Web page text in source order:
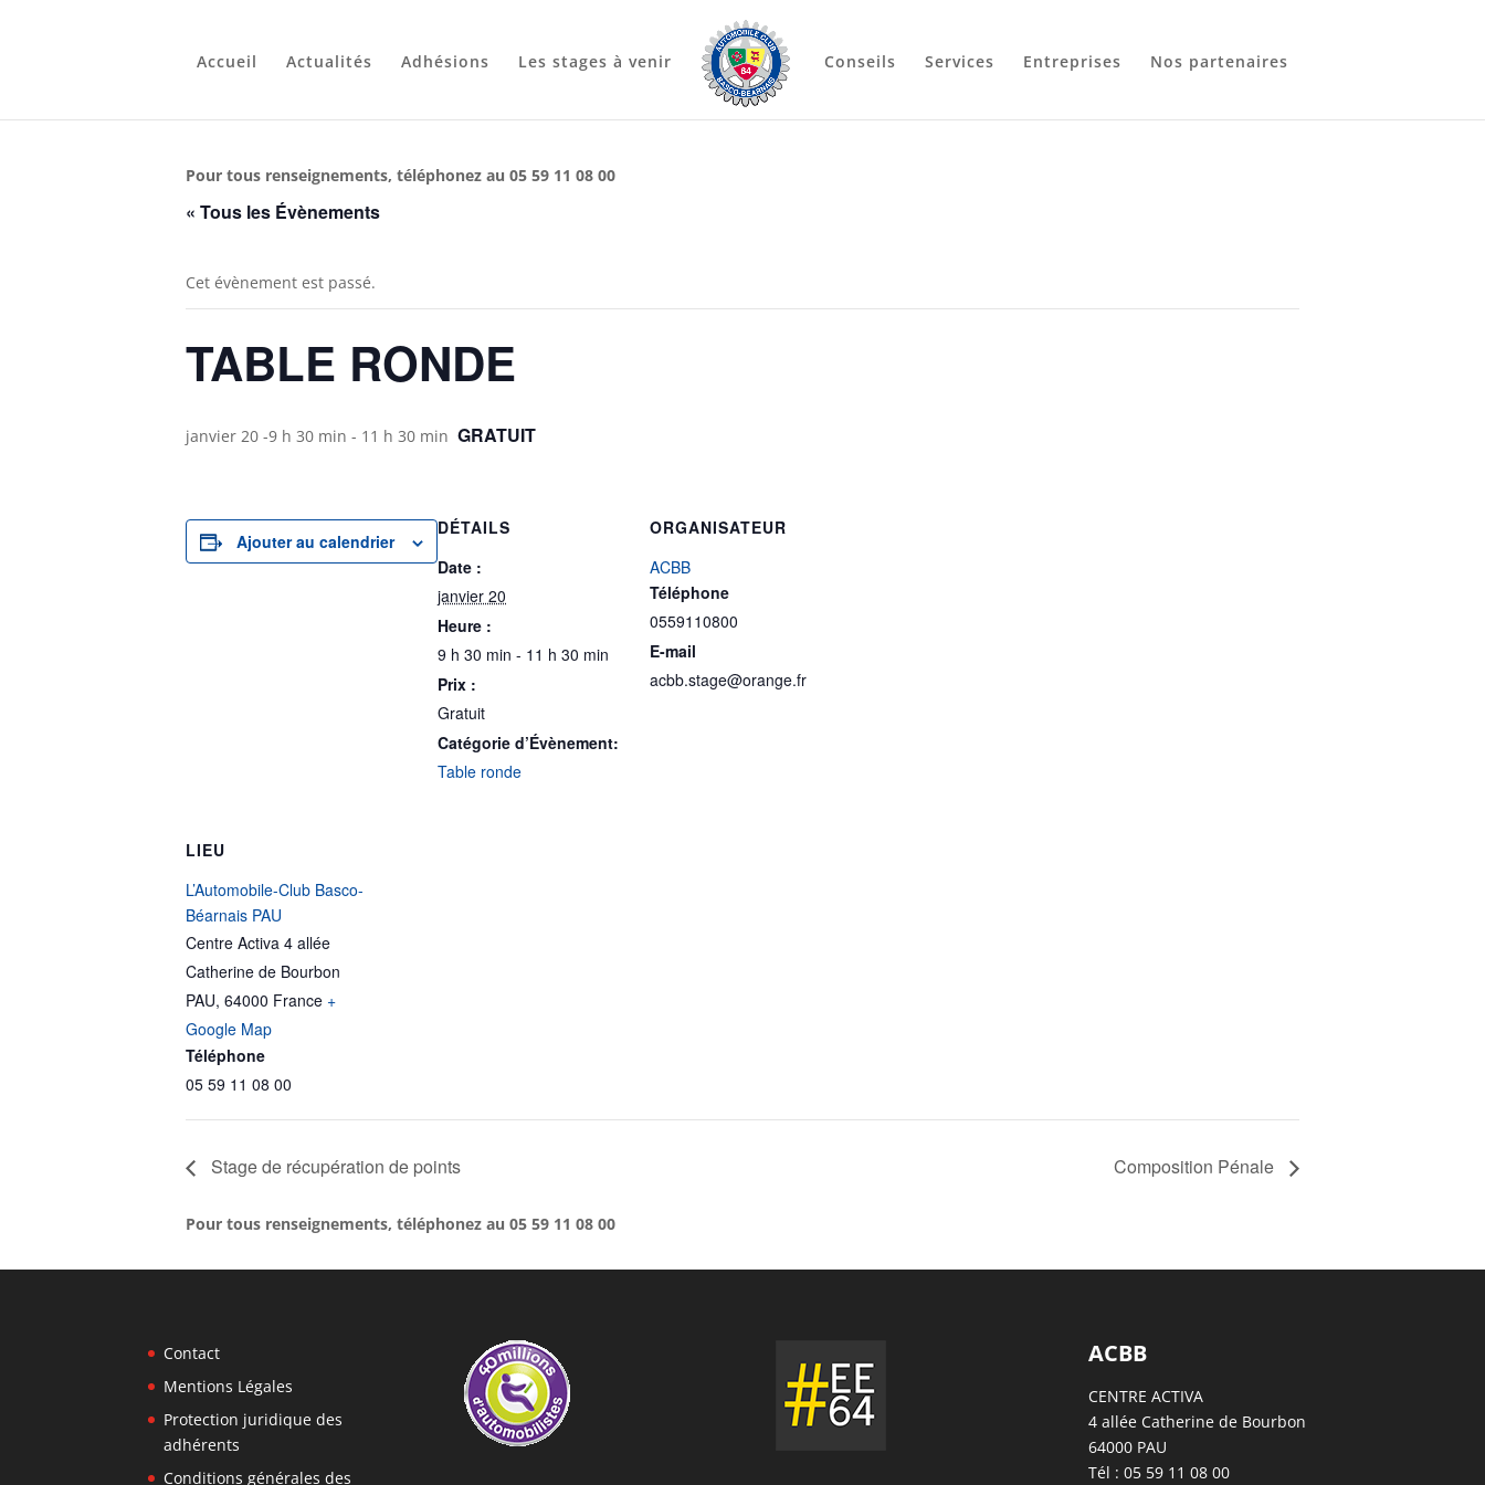
Accueil Actualités Adhésions Les stages à venir Conseils Services Entreprises Nos partenaires
Pour tous renseignements, téléphonez au 05 59 11 08 00
« Tous les Évènements
Cet évènement est passé.
TABLE RONDE
janvier 20 -9 h 30 min - 11 h 30 min GRATUIT
Ajouter au calendrier
DÉTAILS
Date :
janvier 20
Heure :
9 h 30 min - 11 h 30 min
Prix :
Gratuit
Catégorie d’Évènement:
Table ronde
ORGANISATEUR
ACBB
Téléphone
0559110800
E-mail
acbb.stage@orange.fr
LIEU
L’Automobile-Club Basco-
Béarnais PAU
Centre Activa 4 allée
Catherine de Bourbon
PAU, 64000 France +
Google Map
Téléphone
05 59 11 08 00
Stage de récupération de points Composition Pénale
Pour tous renseignements, téléphonez au 05 59 11 08 00
Contact
Mentions Légales
Protection juridique des
adhérents
Conditions générales des
ACBB
CENTRE ACTIVA
4 allée Catherine de Bourbon
64000 PAU
Tél : 05 59 11 08 00